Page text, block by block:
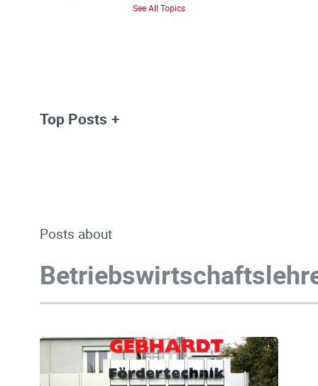
Posts about
See All Topics
Top Posts